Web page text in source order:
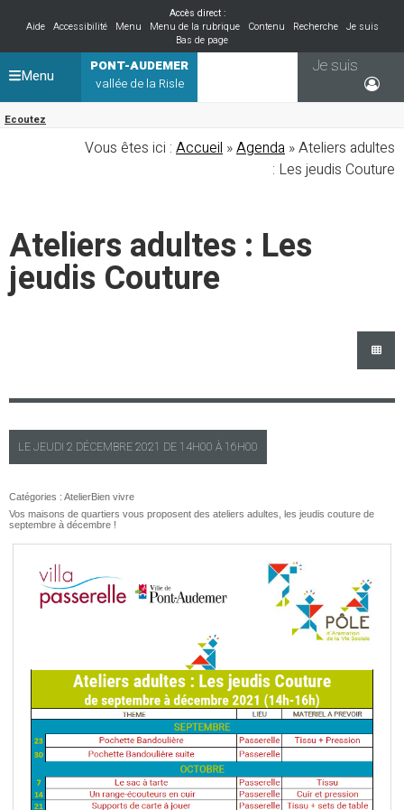
Accès direct :
Aide
Accessibilité Menu Menu de la rubrique Contenu Recherche
Je suis
Bas de page
PONT-AUDEMER
vallée de la Risle
Ecoutez
Je suis
Menu
Vous êtes ici : Accueil »Agenda » Ateliers adultes
: Les jeudis Couture
Ateliers adultes : Les
jeudis Couture
LEJEUDI 2 DÉCEMBRE 2021 DE 14H00 À 16H00
Catégories : AtelierBien vivre
Vos maisons de quartiers vous proposent des ateliers adultes, les jeudis couture de
septembre à décembre !